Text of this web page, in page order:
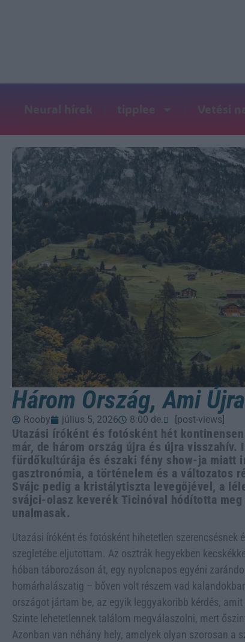
Neural hírek tipplee Vetési
Három Ország, Ami
Rooby július 5, 2026 8:00 de. [post-views]
Utazási íróként és fotósként hét
már, de három ország újra és újra
fürdőkultúrája és északi fény show-ja miatt
gasztronómia, a történelem és a változatos
Svájc pedig a kristálytiszta levegőjével, a
svájci-olasz keverék Ticinóval hódította
unalmasak.
Utazási íróként és fotósként hihetetlen
szegletébe eljutottam. Az osztrák hegyekben
hóban táborozáson át, egy nyolcnapos egyéni
homárhalászatig – bőven volt részem vad
országot jártam be, az egyik leggyakoribb kérdés,
Szinte lehetetlennek találom megválaszolni, mert
Azonban van néhány hely, amelyek olyan szorosan a